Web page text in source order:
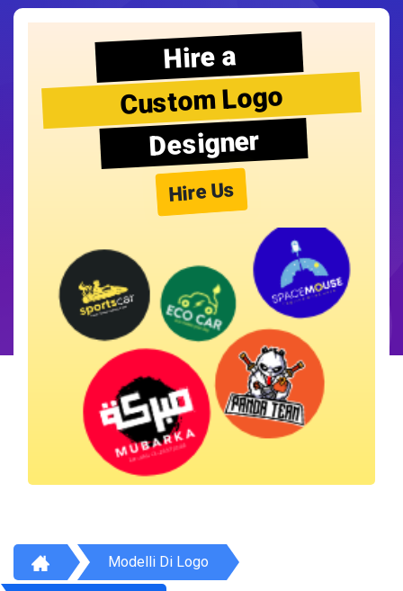
Hire a
Custom Logo
Designer
Hire Us
Modelli Di Logo